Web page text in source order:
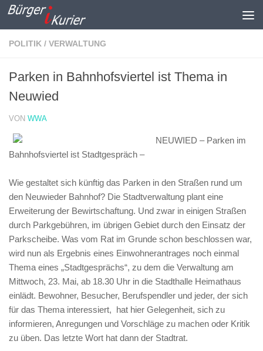
Zum Inhalt springen
POLITIK / VERWALTUNG
Parken in Bahnhofsviertel ist Thema in
Neuwied
VON WWA
NEUWIED – Parken im
Bahnhofsviertel ist Stadtgespräch –
Wie gestaltet sich künftig das Parken in den Straßen rund um
den Neuwieder Bahnhof? Die Stadtverwaltung plant eine
Erweiterung der Bewirtschaftung. Und zwar in einigen Straßen
durch Parkgebühren, im übrigen Gebiet durch den Einsatz der
Parkscheibe. Was vom Rat im Grunde schon beschlossen war,
wird nun als Ergebnis eines Einwohnerantrages noch einmal
Thema eines „Stadtgesprächs“, zu dem die Verwaltung am
Mittwoch, 23. Mai, ab 18.30 Uhr in die Stadthalle Heimathaus
einlädt. Bewohner, Besucher, Berufspendler und jeder, der sich
für das Thema interessiert, hat hier Gelegenheit, sich zu
informieren, Anregungen und Vorschläge zu machen oder Kritik
zu üben. Das letzte Wort hat dann der Stadtrat.